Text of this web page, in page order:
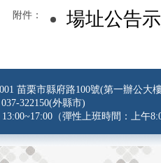
附件： 場址公告
苗栗市縣府路100號(第一辦公大
322150(外縣市)
（彈性上班時間：上午